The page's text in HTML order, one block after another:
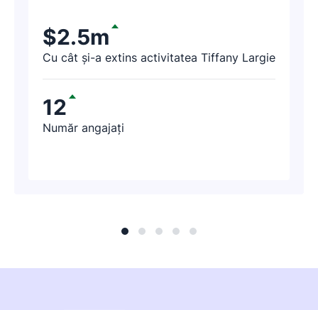
a găsi potențiali clienți. După câteva ore,
reprezentantul companiei ne-a contactat și
în valoare de 188.000 USD cu ajutorul
Pipedrive!”
Cu cât și-a extins activitatea Tiffany Largie
$2.5m
Număr angajați
12